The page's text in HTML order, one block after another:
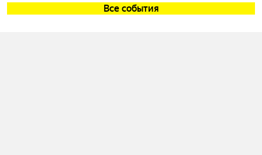
Все события